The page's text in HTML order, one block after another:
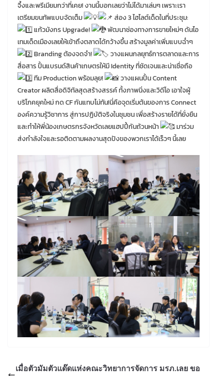
จึ้งและพรีเมียมกว่าที่เคย! งานนี้บอกเลยว่าไม่ได้มาเล่นๆ เพราะเรา
เตรียมขนทัพแบบจัดเต็ม
ส่อง 3 ไฮไลต์เด็ดในที่ประชุม:
แก้วมังกร Upgrade!
พัฒนาช่องทางการขายใหม่ๆ ดันไอ
เทมเด็ดเมืองเลยให้เข้าถึงตลาดได้กว้างขึ้น สร้างมูลค่าเพิ่มแบบฉ่ำๆ
Branding ต้องจดจำ!
วางแผนกลยุทธ์การตลาดและการ
สื่อสาร ปั้นแบรนด์สินค้าเกษตรให้มี Identity ที่ชัดเจนและน่าเชื่อถือ
ทีม Production พร้อมลุย!
วางแผนปั้น Content
Creator ผลิตสื่อดิจิทัลสุดสร้างสรรค์ ทั้งภาพนิ่งและวิดีโอ เอาใจผู้
บริโภคยุคใหม่ กด CF กันแทบไม่ทัน!นี่คือจุดเริ่มต้นของการ Connect
องค์ความรู้วิชาการ สู่การปฏิบัติจริงในชุมชน เพื่อสร้างรายได้ที่ยั่งยืน
และทำให้พี่น้องเกษตรกรจังหวัดเลยแฮปปี้กันถ้วนหน้า
มาร่วม
ส่งกำลังใจและรอติดตามผลงานสุดปังของพวกเราได้เร็วๆ นี้เลย
เมื่อตัวมัมตัวแด๊ดแห่งคณะวิทยาการจัดการ มรภ.เลย ขอ